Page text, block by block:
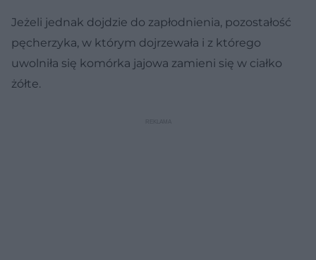
Jeżeli jednak dojdzie do zapłodnienia, pozostałość
pęcherzyka, w którym dojrzewała i z którego
uwolniła się komórka jajowa zamieni się w ciałko
żółte.